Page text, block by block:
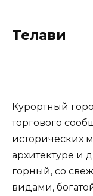
Телави
Курортный
торгового
исторических
архитектуре и
горный, со
видами,